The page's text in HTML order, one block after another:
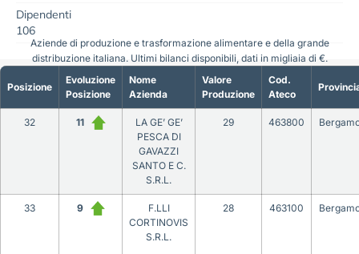
Dipendenti
106
Posizione
Evoluzione
Posizione
Nome
Azienda
Valore
Produzione
Cod.
Ateco
32 11
LA GE’ GE’
PESCA DI
GAVAZZI
SANTO E C.
S.R.L.
29 463800
33 9
F.LLI
CORTINOVIS
S.R.L.
28 463100
Aziende di produzione e trasformazione alimentare e della grande
distribuzione italiana. Ultimi bilanci disponibili, dati in migliaia di €.